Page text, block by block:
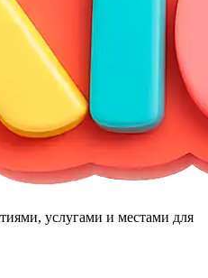
услугами и местами для